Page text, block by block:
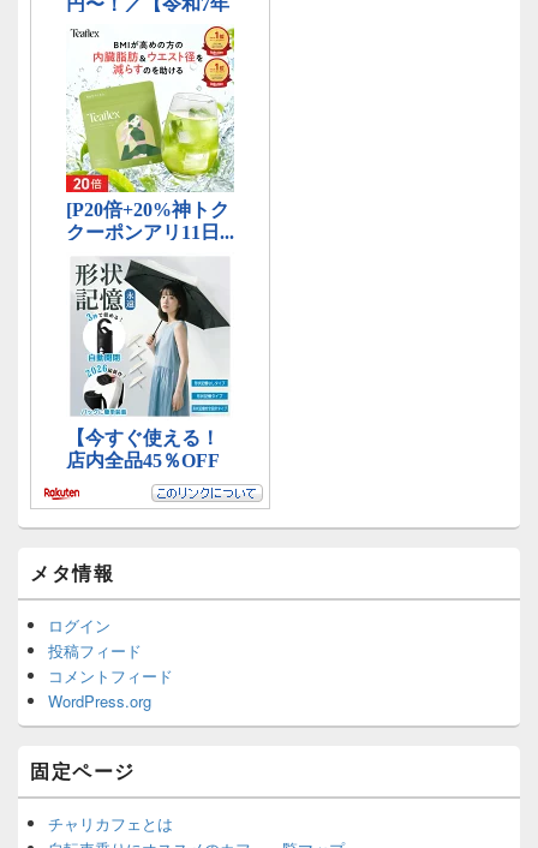
メタ情報
ログイン
投稿フィード
コメントフィード
WordPress.org
固定ページ
チャリカフェとは